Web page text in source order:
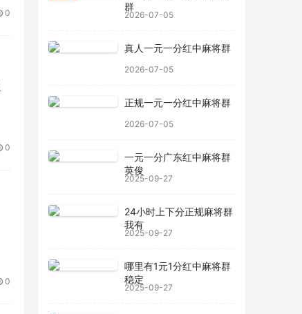
0
0
0
群
2026-07-05
真人一元一分红中麻将群
2026-07-05
正规一元一分红中麻将群
2026-07-05
一元一分广东红中麻将群
英俊
2025-09-27
24小时上下分正规麻将群
我有
2025-09-27
哪里有1元1分红中麻将群
稳定
2025-09-27